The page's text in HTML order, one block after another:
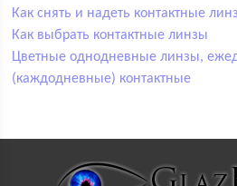
Как снять и надеть контактные
Как выбрать контактные линзы
Цветные однодневные линзы,
(каждодневные) контактные